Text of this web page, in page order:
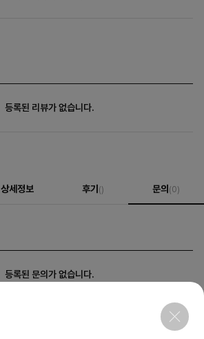
등록된 리뷰가 없습니다.
상세정보 후기() 문의(0)
등록된 문의가 없습니다.